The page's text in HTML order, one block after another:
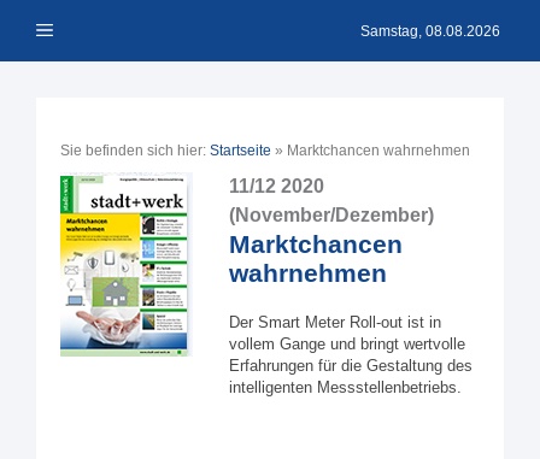
Inhalt Menü Samstag, 08.08.2026
Sie befinden sich hier: Startseite » Marktchancen wahrnehmen
11/12 2020
(November/Dezember)
Marktchancen
wahrnehmen
Der Smart Meter Roll-out ist in
vollem Gange und bringt wertvolle
Erfahrungen für die Gestaltung des
intelligenten Messstellenbetriebs.